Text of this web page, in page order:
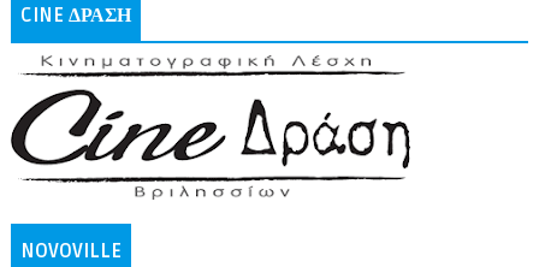
CINE ΔΡΑΣΗ
NOVOVILLE